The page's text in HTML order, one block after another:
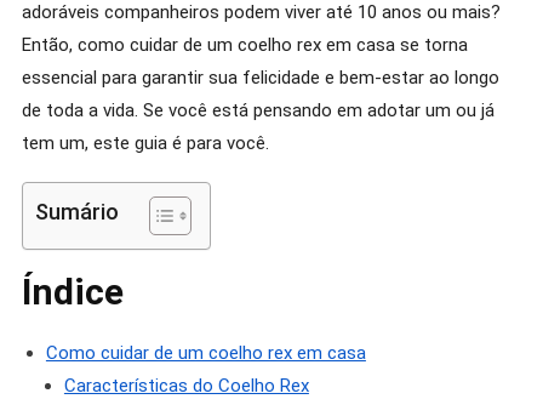
Casa:
Dicas
adoráveis companheiros podem viver até 10 anos ou mais?
Então, como cuidar de um coelho rex em casa se torna
essencial para garantir sua felicidade e bem-estar ao longo
de toda a vida. Se você está pensando em adotar um ou já
tem um, este guia é para você.
Sumário
Índice
Como cuidar de um coelho rex em casa
Características do Coelho Rex